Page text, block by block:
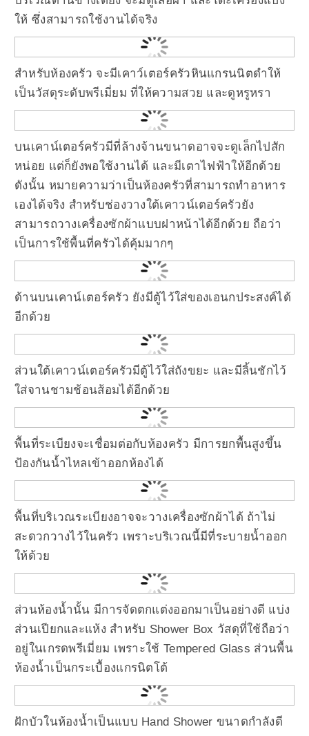
ให้ ซึ่งสามารถใช้งานได้จริง
สำหรับห้องครัว จะมีเคาว์เตอร์ครัวหินแกรนนิตดำให้
เป็นวัสดุระดับพรีเมี่ยม ที่ให้ความสวย และดูหรูหรา
บนเคาน์เตอร์ครัวมีที่ล้างจ้านขนาดอาจจะดูเล็กไปสัก
หน่อย แต่ก็ยังพอใช้งานได้ และมีเตาไฟฟ้าให้อีกด้วย
ดังนั้น หมายความว่าเป็นห้องครัวที่สามารถทำอาหาร
เองได้จริง สำหรับช่องวางใต้เคาวน์เตอร์ครัวยัง
สามารถวางเครื่องซักผ้าแบบฝาหน้าได้อีกด้วย ถือว่า
เป็นการใช้พื้นที่ครัวได้คุ้มมากๆ
ด้านบนเคาน์เตอร์ครัว ยังมีตู้ไว้ใส่ของเอนกประสงค์ได้
อีกด้วย
ส่วนใต้เคาวน์เตอร์ครัวมีตู้ไว้ใส่ถังขยะ และมีลิ้นชักไว้
ใส่จานชามช้อนส้อมได้อีกด้วย
พื้นที่ระเบียงจะเชื่อมต่อกับห้องครัว มีการยกพื้นสูงขึ้น
ป้องกันน้ำไหลเข้าออกห้องได้
พื้นที่บริเวณระเบียงอาจจะวางเครื่องซักผ้าได้ ถ้าไม่
สะดวกวางไว้ในครัว เพราะบริเวณนี้มีที่ระบายน้ำออก
ให้ด้วย
ส่วนห้องน้ำนั้น มีการจัดตกแต่งออกมาเป็นอย่างดี แบ่ง
ส่วนเปียกและแห้ง สำหรับ Shower Box วัสดุที่ใช้ถือว่า
อยู่ในเกรดพรีเมี่ยม เพราะใช้ Tempered Glass ส่วนพื้น
ห้องน้ำเป็นกระเบื้องแกรนิตโต้
ฝักบัวในห้องน้ำเป็นแบบ Hand Shower ขนาดกำลังดี